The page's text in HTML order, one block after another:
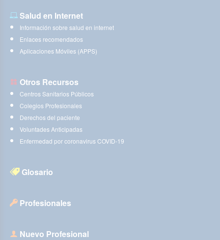
Salud en Internet
Información sobre salud en internet
Enlaces recomendados
Aplicaciones Móviles (APPS)
Otros Recursos
Centros Sanitarios Públicos
Colegios Profesionales
Derechos del paciente
Voluntades Anticipadas
Enfermedad por coronavirus COVID-19
Glosario
Profesionales
Nuevo Profesional